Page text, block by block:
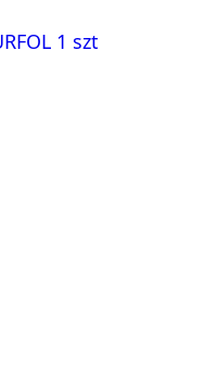
1 szt